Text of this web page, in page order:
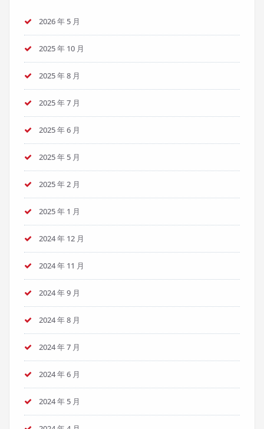
2026 年 5 月
2025 年 10 月
2025 年 8 月
2025 年 7 月
2025 年 6 月
2025 年 5 月
2025 年 2 月
2025 年 1 月
2024 年 12 月
2024 年 11 月
2024 年 9 月
2024 年 8 月
2024 年 7 月
2024 年 6 月
2024 年 5 月